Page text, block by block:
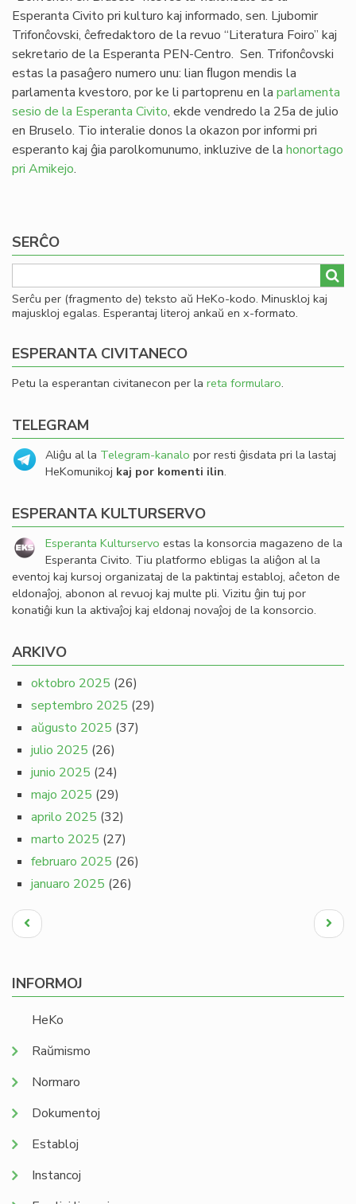
Esperanta Civito pri kulturo kaj informado, sen. Ljubomir
Trifonĉovski, ĉefredaktoro de la revuo “Literatura Foiro” kaj
sekretario de la Esperanta PEN-Centro. Sen. Trifonĉovski
estas la pasaĝero numero unu: lian ﬂugon mendis la
parlamenta kvestoro, por ke li partoprenu en la parlamenta
sesio de la Esperanta Civito, ekde vendredo la 25a de julio
en Bruselo. Tio interalie donos la okazon por informi pri
esperanto kaj ĝia parolkomunumo, inkluzive de la honortago
pri Amikejo.
SERĈO
Serĉu per (fragmento de) teksto aŭ HeKo-kodo. Minuskloj kaj
majuskloj egalas. Esperantaj literoj ankaŭ en x-formato.
ESPERANTA CIVITANECO
Petu la esperantan civitanecon per la reta formularo.
TELEGRAM
Aliĝu al la Telegram-kanalo por resti ĝisdata pri la lastaj
HeKomunikoj kaj por komenti ilin.
ESPERANTA KULTURSERVO
Esperanta Kulturservo estas la konsorcia magazeno de la
Esperanta Civito. Tiu platformo ebligas la aliĝon al la
eventoj kaj kursoj organizataj de la paktintaj establoj, aĉeton de
eldonaĵoj, abonon al revuoj kaj multe pli. Vizitu ĝin tuj por
konatiĝi kun la aktivaĵoj kaj eldonaj novaĵoj de la konsorcio.
ARKIVO
oktobro 2025 (26)
septembro 2025 (29)
aŭgusto 2025 (37)
julio 2025 (26)
junio 2025 (24)
majo 2025 (29)
aprilo 2025 (32)
marto 2025 (27)
februaro 2025 (26)
januaro 2025 (26)
Pagination
Antaŭa
paĝo
Next
page
INFORMOJ
HeKo
Raŭmismo
Normaro
Dokumentoj
Establoj
Instancoj